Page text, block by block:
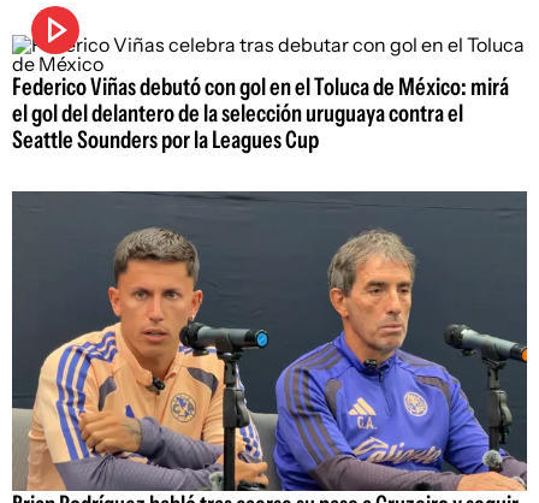
Federico Viñas debutó con gol en el Toluca de México: mirá
el gol del delantero de la selección uruguaya contra el
Seattle Sounders por la Leagues Cup